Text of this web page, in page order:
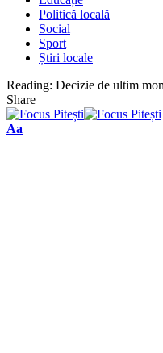
Politică locală
Social
Sport
Știri locale
Reading: Decizie de ultim
Share
Font
Aa